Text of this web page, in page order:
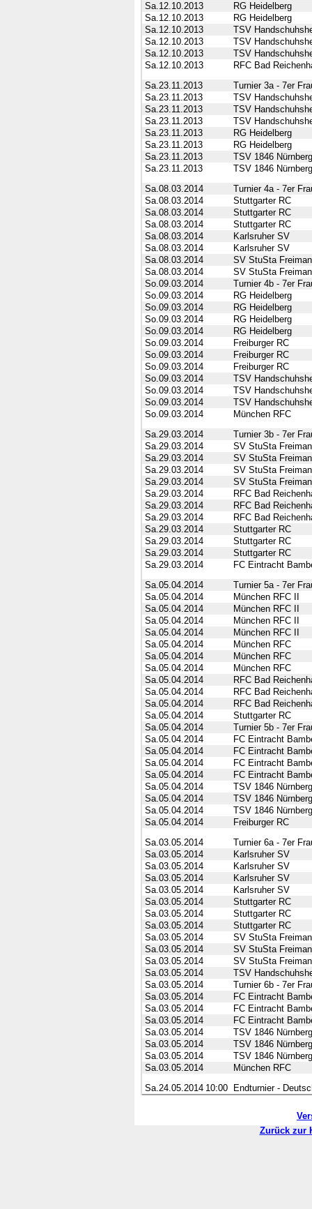
Sa.12.10.2013
RG Heidelberg
Sa.12.10.2013
RG Heidelberg
Sa.12.10.2013
TSV
Sa.12.10.2013
TSV
Sa.12.10.2013
TSV
Sa.12.10.2013
RFC Bad
Sa.23.11.2013
Turnier 3a - 7er
Sa.23.11.2013
TSV
Sa.23.11.2013
TSV
Sa.23.11.2013
TSV
Sa.23.11.2013
RG Heidelberg
Sa.23.11.2013
RG Heidelberg
Sa.23.11.2013
TSV 1846 Nürnberg
Sa.23.11.2013
TSV 1846 Nürnberg
Sa.08.03.2014
Turnier 4a - 7er
Sa.08.03.2014
Stuttgarter RC
Sa.08.03.2014
Stuttgarter RC
Sa.08.03.2014
Stuttgarter RC
Sa.08.03.2014
Karlsruher SV
Sa.08.03.2014
Karlsruher SV
Sa.08.03.2014
SV StuSta
Sa.08.03.2014
SV StuSta
So.09.03.2014
Turnier 4b - 7er
So.09.03.2014
RG Heidelberg
So.09.03.2014
RG Heidelberg
So.09.03.2014
RG Heidelberg
So.09.03.2014
RG Heidelberg
So.09.03.2014
Freiburger RC
So.09.03.2014
Freiburger RC
So.09.03.2014
Freiburger RC
So.09.03.2014
TSV
So.09.03.2014
TSV
So.09.03.2014
TSV
So.09.03.2014
München RFC
Sa.29.03.2014
Turnier 3b - 7er
Sa.29.03.2014
SV StuSta
Sa.29.03.2014
SV StuSta
Sa.29.03.2014
SV StuSta
Sa.29.03.2014
SV StuSta
Sa.29.03.2014
RFC Bad
Sa.29.03.2014
RFC Bad
Sa.29.03.2014
RFC Bad
Sa.29.03.2014
Stuttgarter RC
Sa.29.03.2014
Stuttgarter RC
Sa.29.03.2014
Stuttgarter RC
Sa.29.03.2014
FC Eintracht
Sa.05.04.2014
Turnier 5a - 7er
Sa.05.04.2014
München RFC II
Sa.05.04.2014
München RFC II
Sa.05.04.2014
München RFC II
Sa.05.04.2014
München RFC II
Sa.05.04.2014
München RFC
Sa.05.04.2014
München RFC
Sa.05.04.2014
München RFC
Sa.05.04.2014
RFC Bad
Sa.05.04.2014
RFC Bad
Sa.05.04.2014
RFC Bad
Sa.05.04.2014
Stuttgarter RC
Sa.05.04.2014
Turnier 5b - 7er
Sa.05.04.2014
FC Eintracht
Sa.05.04.2014
FC Eintracht
Sa.05.04.2014
FC Eintracht
Sa.05.04.2014
FC Eintracht
Sa.05.04.2014
TSV 1846 Nürnberg
Sa.05.04.2014
TSV 1846 Nürnberg
Sa.05.04.2014
TSV 1846 Nürnberg
Sa.05.04.2014
Freiburger RC
Sa.03.05.2014
Turnier 6a - 7er
Sa.03.05.2014
Karlsruher SV
Sa.03.05.2014
Karlsruher SV
Sa.03.05.2014
Karlsruher SV
Sa.03.05.2014
Karlsruher SV
Sa.03.05.2014
Stuttgarter RC
Sa.03.05.2014
Stuttgarter RC
Sa.03.05.2014
Stuttgarter RC
Sa.03.05.2014
SV StuSta
Sa.03.05.2014
SV StuSta
Sa.03.05.2014
SV StuSta
Sa.03.05.2014
TSV
Sa.03.05.2014
Turnier 6b - 7er
Sa.03.05.2014
FC Eintracht
Sa.03.05.2014
FC Eintracht
Sa.03.05.2014
FC Eintracht
Sa.03.05.2014
TSV 1846 Nürnberg
Sa.03.05.2014
TSV 1846 Nürnberg
Sa.03.05.2014
TSV 1846 Nürnberg
Sa.03.05.2014
München RFC
Sa.24.05.2014 10:00 Endturnier -
Zurück zur